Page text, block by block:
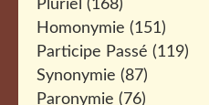
Pluriel (168)
Homonymie (151)
Participe Passé (119)
Synonymie (87)
Paronymie (76)